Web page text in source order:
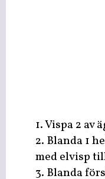
1. Vispa 2
2. Blanda 1
med elvisp
3. Blanda